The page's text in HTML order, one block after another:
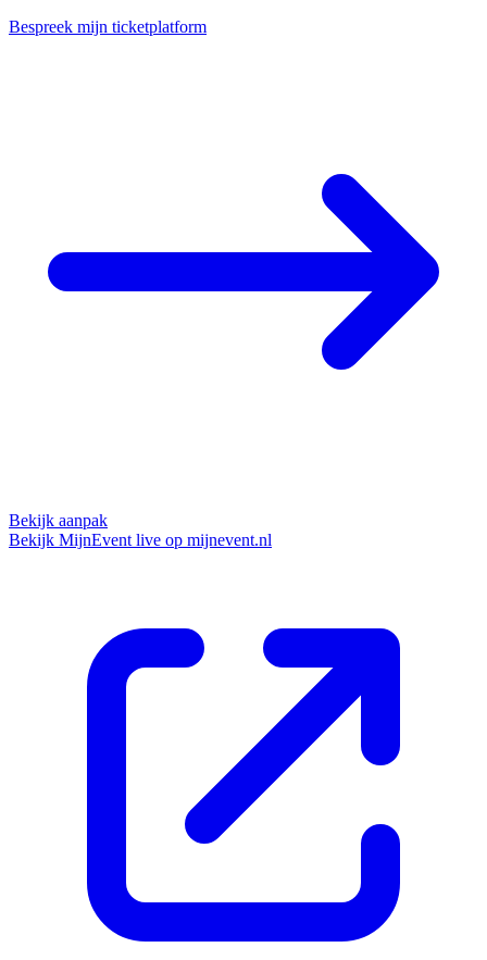
Bespreek mijn ticketplatform
Bekijk aanpak
Bekijk MijnEvent live op mijnevent.nl